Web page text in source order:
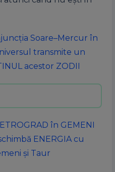
Soare–Mercur în
transmite un
acestor ZODII
în GEMENI
ENERGIA cu
și Taur